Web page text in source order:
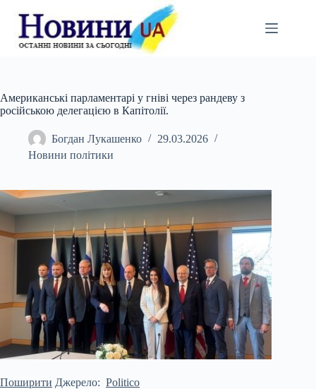
вмісту
Американські парламентарі у гніві через рандеву з
російською делегацією в Капітолії.
Богдан Лукашенко
29.03.2026
Новини політики
Поширити Джерело: Politico